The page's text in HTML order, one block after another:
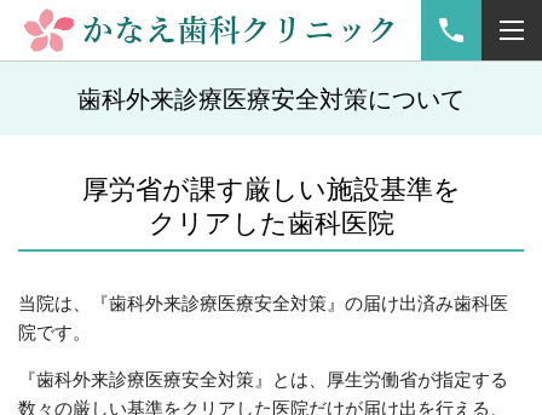
歯科外来診療医療安全対策について
厚労省が課す厳しい施設基準を
クリアした歯科医院
当院は、『歯科外来診療医療安全対策』の届け出済み歯科医
院です。
『歯科外来診療医療安全対策』とは、厚生労働省が指定する
数々の厳しい基準をクリアした医院だけが届け出を行える、